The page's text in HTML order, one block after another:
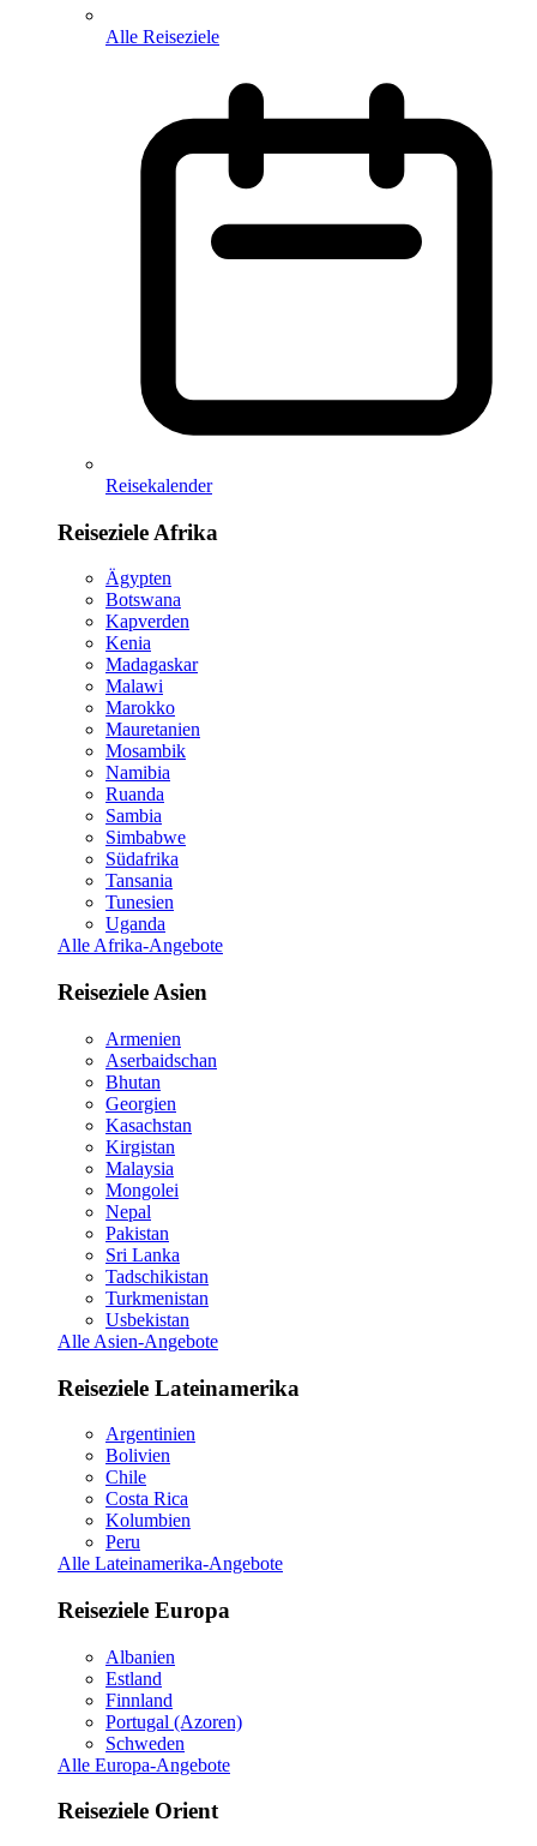
Alle Reiseziele
Reisekalender
Reiseziele Afrika
Ägypten
Botswana
Kapverden
Kenia
Madagaskar
Malawi
Marokko
Mauretanien
Mosambik
Namibia
Ruanda
Sambia
Simbabwe
Südafrika
Tansania
Tunesien
Uganda
Alle Afrika-Angebote
Reiseziele Asien
Armenien
Aserbaidschan
Bhutan
Georgien
Kasachstan
Kirgistan
Malaysia
Mongolei
Nepal
Pakistan
Sri Lanka
Tadschikistan
Turkmenistan
Usbekistan
Alle Asien-Angebote
Reiseziele Lateinamerika
Argentinien
Bolivien
Chile
Costa Rica
Kolumbien
Peru
Alle Lateinamerika-Angebote
Reiseziele Europa
Albanien
Estland
Finnland
Portugal (Azoren)
Schweden
Alle Europa-Angebote
Reiseziele Orient